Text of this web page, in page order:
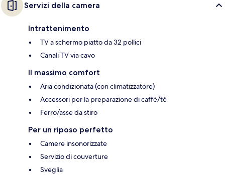
Servizi della camera
Intrattenimento
TV a schermo piatto da 32 pollici
Canali TV via cavo
Il massimo comfort
Aria condizionata (con climatizzatore)
Accessori per la preparazione di caffè/tè
Ferro/asse da stiro
Per un riposo perfetto
Camere insonorizzate
Servizio di couverture
Sveglia